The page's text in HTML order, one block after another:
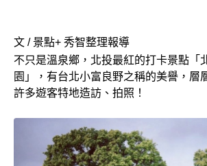
文 / 景點+ 秀智整理報導
不只是溫泉鄉，北投最紅的打卡景點「
園」，有台北小富良野之稱的美譽，層
許多遊客特地造訪、拍照！